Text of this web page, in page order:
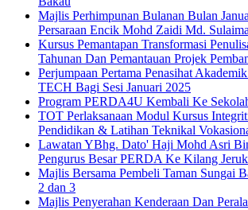
Majlis Perhimpunan Bulanan Bulan
Persaraan Encik Mohd Zaidi Md.
Kursus Pemantapan Transformasi
Tahunan Dan Pemantauan Projek
Perjumpaan Pertama Penasihat
TECH Bagi Sesi Januari 2025
Program PERDA4U Kembali Ke
TOT Perlaksanaan Modul Kursus
Pendidikan & Latihan Teknikal
Lawatan YBhg. Dato' Haji Mohd Asri
Pengurus Besar PERDA Ke Kilang
Majlis Bersama Pembeli Taman Sungai
2 dan 3
Majlis Penyerahan Kenderaan Dan